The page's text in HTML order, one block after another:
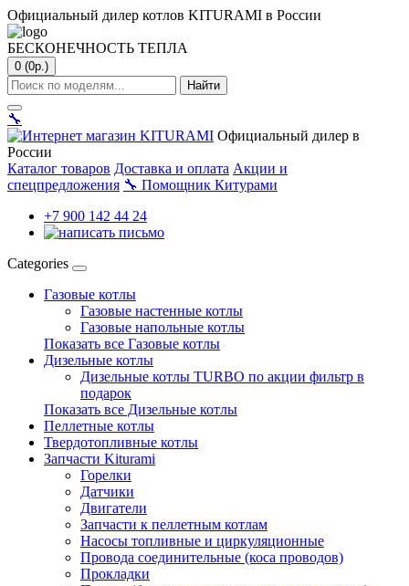
Официальный дилер котлов KITURAMI в России
БЕСКОНЕЧНОСТЬ ТЕПЛА
0 (0р.)
Найти
🔧
Официальный дилер в
России
Каталог товаров Доставка и оплата Акции и
спецпредложения 🔧 Помощник Китурами
+7 900 142 44 24
Categories
Газовые котлы
Газовые настенные котлы
Газовые напольные котлы
Показать все Газовые котлы
Дизельные котлы
Дизельные котлы TURBO по акции фильтр в
подарок
Показать все Дизельные котлы
Пеллетные котлы
Твердотопливные котлы
Запчасти Kiturami
Горелки
Датчики
Двигатели
Запчасти к пеллетным котлам
Насосы топливные и циркуляционные
Провода соединительные (коса проводов)
Прокладки